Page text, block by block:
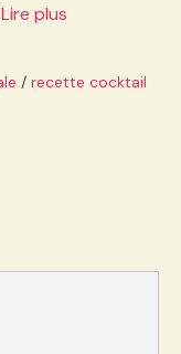
Lire plus
/ recette cocktail